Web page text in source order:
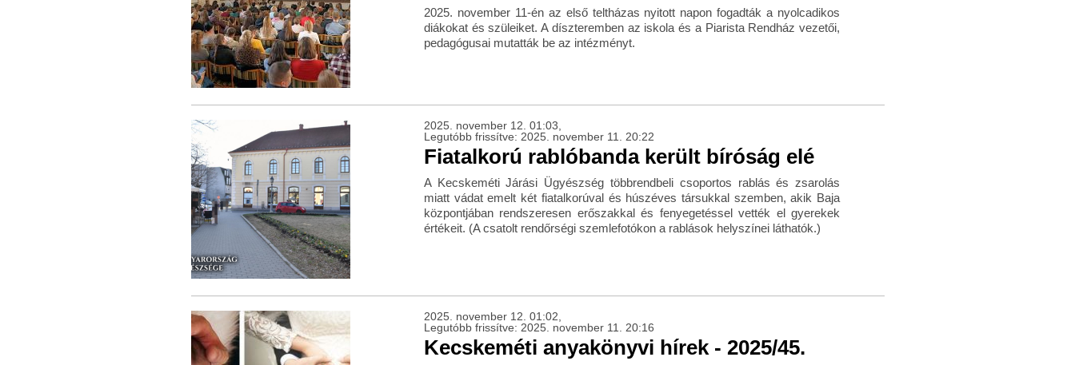
2025. november 11-én az első teltházas nyitott napon fogadták a nyolcadikos
diákokat és szüleiket. A díszteremben az iskola és a Piarista Rendház vezetői,
pedagógusai mutatták be az intézményt.
2025. november 12. 01:03,
Legutóbb frissítve: 2025. november 11. 20:22
Fiatalkorú rablóbanda került bíróság elé
A Kecskeméti Járási Ügyészség többrendbeli csoportos rablás és zsarolás
miatt vádat emelt két fiatalkorúval és húszéves társukkal szemben, akik Baja
központjában rendszeresen erőszakkal és fenyegetéssel vették el gyerekek
értékeit. (A csatolt rendőrségi szemlefotókon a rablások helyszínei láthatók.)
2025. november 12. 01:02,
Legutóbb frissítve: 2025. november 11. 20:16
Kecskeméti anyakönyvi hírek - 2025/45.